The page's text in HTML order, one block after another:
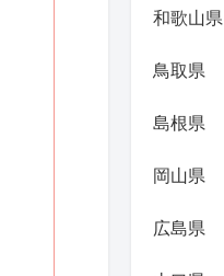
和歌山県
鳥取県
島根県
岡山県
広島県